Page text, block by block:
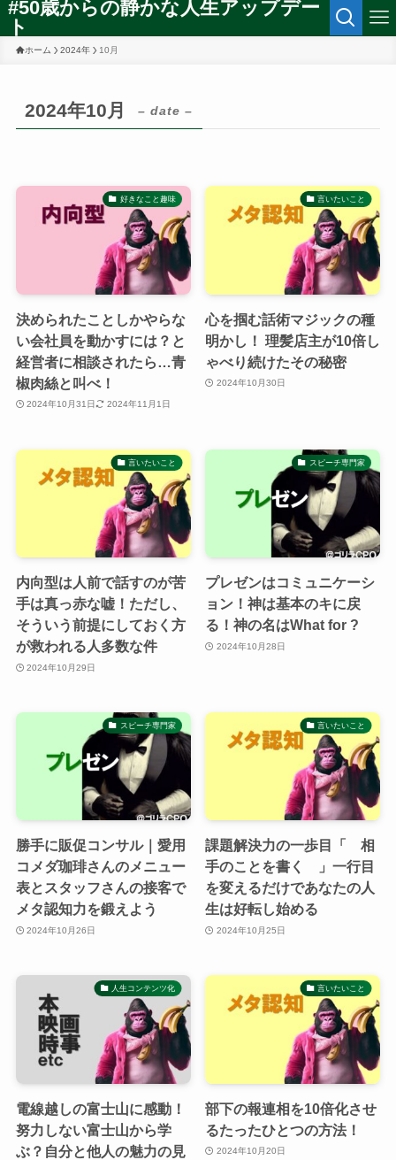
#50歳からの静かな人生アップデー
ト
ホーム 2024年 10月
2024年10月 – date –
好きなこと趣味
決められたことしかやらな
い会社員を動かすには？と
経営者に相談されたら…青
椒肉絲と叫べ！
2024年10月31日 2024年11月1日
言いたいこと
心を掴む話術マジックの種
明かし！ 理髪店主が10倍し
ゃべり続けたその秘密
2024年10月30日
言いたいこと
内向型は人前で話すのが苦
手は真っ赤な嘘！ただし、
そういう前提にしておく方
が救われる人多数な件
2024年10月29日
スピーチ専門家
プレゼンはコミュニケーシ
ョン！神は基本のキに戻
る！神の名はWhat for ?
2024年10月28日
スピーチ専門家
勝手に販促コンサル｜愛用
コメダ珈琲さんのメニュー
表とスタッフさんの接客で
メタ認知力を鍛えよう
2024年10月26日
言いたいこと
課題解決力の一歩目「 相
手のことを書く 」一行目
を変えるだけであなたの人
生は好転し始める
2024年10月25日
人生コンテンツ化
電線越しの富士山に感動！
努力しない富士山から学
ぶ？自分と他人の魅力の見
言いたいこと
部下の報連相を10倍化させ
るたったひとつの方法！
2024年10月20日